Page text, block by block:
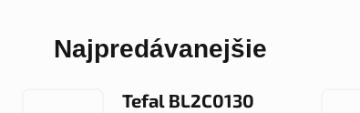
Najpredávanejšie
Tefal BL2C0130